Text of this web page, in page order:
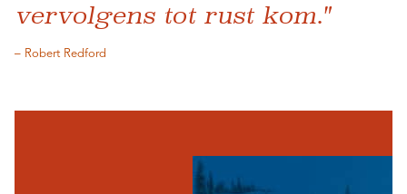
vervolgens tot rust kom."
– Robert Redford